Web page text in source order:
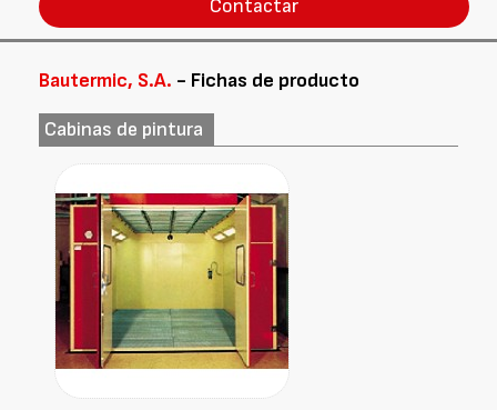
Contactar
Bautermic, S.A. - Fichas de producto
Cabinas de pintura